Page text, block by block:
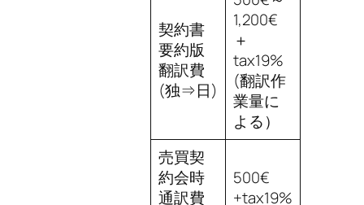
契約書
要約版
翻訳費
(独⇒日)
1,200€
＋
tax19%
(翻訳作
業量に
よる）
売買契
約会時
通訳費
500€
+tax19%